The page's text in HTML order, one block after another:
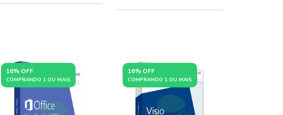
16% OFF
COMPRANDO 1 OU MAIS
16% OFF
COMPRANDO 1 OU MAIS